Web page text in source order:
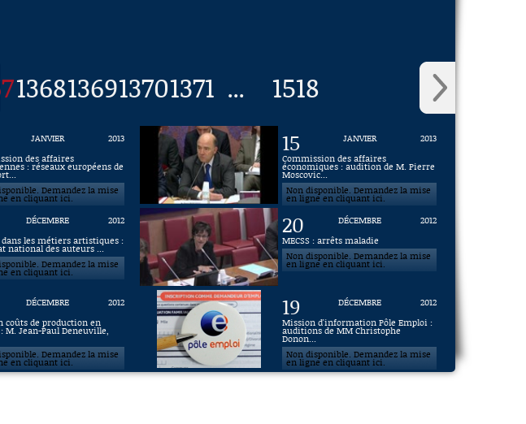
1368136913701371 ... 1518
JANVIER
2013
des affaires
: réseaux européens de
Demandez la mise
en cliquant ici.
15 JANVIER
2013
Commission des affaires
économiques : audition de M. Pierre
Moscovic...
Non disponible. Demandez la mise
en ligne en cliquant ici.
DÉCEMBRE
2012
les métiers artistiques :
national des auteurs ...
Demandez la mise
en cliquant ici.
20 DÉCEMBRE
2012
MECSS : arrêts maladie
Non disponible. Demandez la mise
en ligne en cliquant ici.
DÉCEMBRE
2012
coûts de production en
M. Jean-Paul Deneuville,
Demandez la mise
en cliquant ici.
19 DÉCEMBRE
2012
Mission d'information Pôle Emploi :
auditions de MM Christophe
Donon...
Non disponible. Demandez la mise
en ligne en cliquant ici.